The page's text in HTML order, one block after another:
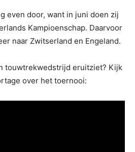
even door, want in juni doen zij
Kampioenschap. Daarvoor
naar Zwitserland en Engeland.
touwtrekwedstrijd eruitziet? Kijk
over het toernooi: